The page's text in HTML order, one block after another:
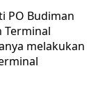
PO Budiman
Terminal
melakukan